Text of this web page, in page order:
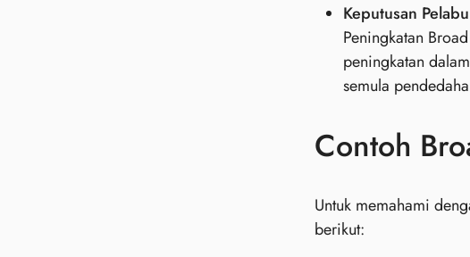
Keputusan
Peningkatan
peningkatan
semula
Contoh
Untuk memahami
berikut: